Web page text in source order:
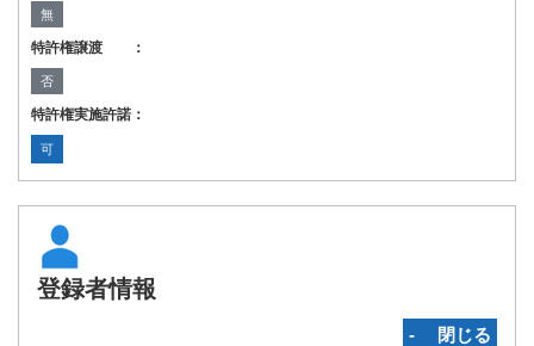
無
特許権譲渡 ：
否
特許権実施許諾：
可
登録者情報
‐ 閉じる